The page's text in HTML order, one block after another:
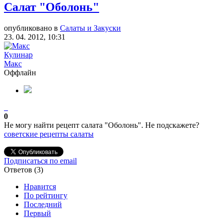
Салат "Оболонь"
опубликовано в Салаты и Закуски
23. 04. 2012, 10:31
Кулинар
Макс
Оффлайн
0
Не могу найти рецепт салата "Оболонь". Не подскажете?
советские рецепты салаты
Подписаться по email
Ответов (3)
Нравится
По рейтингу
Последний
Первый